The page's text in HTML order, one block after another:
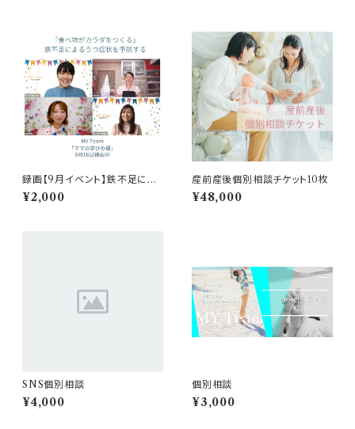
録画【9月イベント】鉄不足によ
るうつ症状を防ぐ
¥2,000
産前産後個別相談チケット10枚
¥48,000
SNS個別相談
¥4,000
個別相談
¥3,000